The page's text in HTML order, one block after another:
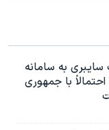
به سامانه
۱۲ ایالت احتمالاً با جمهوری